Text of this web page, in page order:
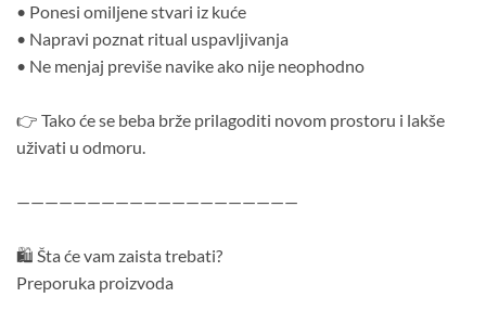
• Ponesi omiljene stvari iz kuće
• Napravi poznat ritual uspavljivanja
• Ne menjaj previše navike ako nije neophodno
👉 Tako će se beba brže prilagoditi novom prostoru i lakše
uživati u odmoru.
————————————————————
🛍️ Šta će vam zaista trebati?
Preporuka proizvoda